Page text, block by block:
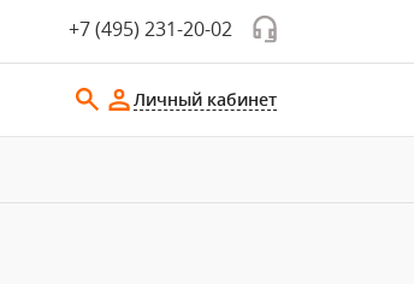
+7 (495) 231-20-02
Личный кабинет